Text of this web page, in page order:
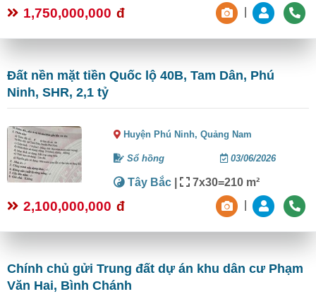
1,750,000,000 đ
Đất nền mặt tiền Quốc lộ 40B, Tam Dân, Phú
Ninh, SHR, 2,1 tỷ
Huyện Phú Ninh,Quảng Nam
Sổ hồng 03/06/2026
Tây Bắc | 7x30=210 m²
2,100,000,000 đ
Chính chủ gửi Trung đất dự án khu dân cư Phạm
Văn Hai, Bình Chánh